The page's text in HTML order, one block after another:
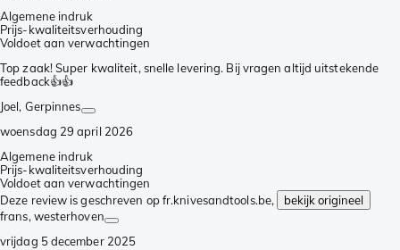
Algemene indruk
Prijs-kwaliteitsverhouding
Voldoet aan verwachtingen
Top zaak! Super kwaliteit, snelle levering. Bij vragen altijd uitstekende
feedback👍👍
Joel, Gerpinnes
woensdag 29 april 2026
Algemene indruk
Prijs-kwaliteitsverhouding
Voldoet aan verwachtingen
Deze review is geschreven op fr.knivesandtools.be,
bekijk origineel
frans, westerhoven
vrijdag 5 december 2025